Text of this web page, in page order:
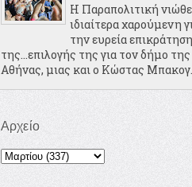
Η Παραπολιτική
ιδιαίτερα χαρούμενη
την ευρεία επικράτηση
της...επιλογής της για τον δήμο της
Αθήνας, μιας και ο Κώστας Μπακογ...
Αρχείο